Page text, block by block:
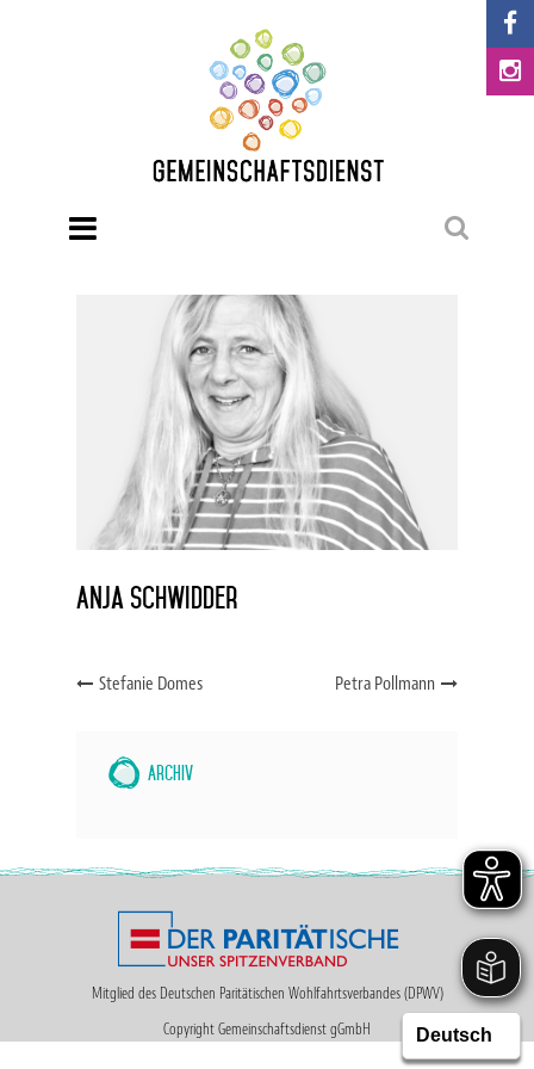
Anja Schwidder
Stefanie Domes Petra Pollmann
Archiv
Mitglied des Deutschen Paritätischen Wohlfahrtsverbandes (DPWV)
Copyright Gemeinschaftsdienst gGmbH